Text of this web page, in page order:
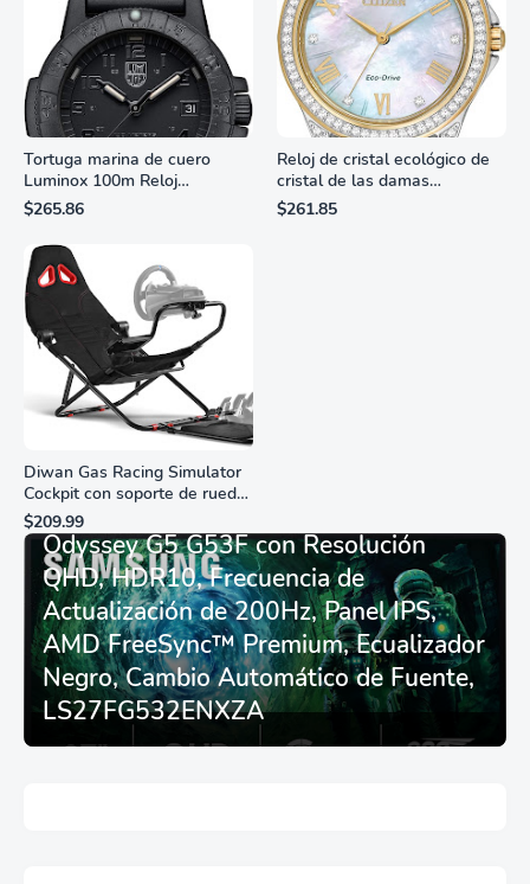
Tortuga marina de cuero
Luminox 100m Reloj
analógico de cuarzo
resistente al agua
$265.86
Reloj de cristal ecológico de
cristal de las damas
ciudadanas, 3 manos,
marcadores de números
$261.85
Diwan Gas Racing Simulator
Cockpit con soporte de rueda
de carreras plegable y
asiento - Logitech
G29/920/923/27/25,
Thrustmaster
T248/X/T300RS/T150/458/TX
$209.99
Monitor Gamer SAMSUNG 27”
Odyssey G5 G53F con Resolución
QHD, HDR10, Frecuencia de
Actualización de 200Hz, Panel IPS,
AMD FreeSync™ Premium, Ecualizador
Negro, Cambio Automático de Fuente,
LS27FG532ENXZA